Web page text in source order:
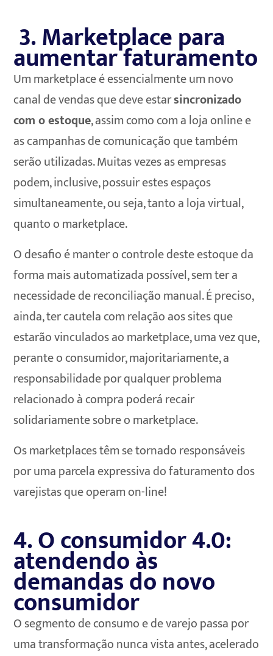
3. Marketplace para
aumentar faturamento
Um marketplace é essencialmente um novo
canal de vendas que deve estarsincronizado
com o estoque, assim como com a loja online e
as campanhas de comunicação que também
serão utilizadas. Muitas vezes as empresas
podem, inclusive, possuir estes espaços
simultaneamente, ou seja, tanto a loja virtual,
quanto o marketplace.
O desafio é manter o controle deste estoque da
forma mais automatizada possível, sem ter a
necessidade de reconciliação manual. É preciso,
ainda, ter cautela com relação aos sites que
estarão vinculados ao marketplace, uma vez que,
perante o consumidor, majoritariamente, a
responsabilidade por qualquer problema
relacionado à compra poderá recair
solidariamente sobre o marketplace.
Os marketplaces têm se tornado responsáveis
por uma parcela expressiva do faturamento dos
varejistas que operam on-line!
4. O consumidor 4.0:
atendendo às
demandas do novo
consumidor
O segmento de consumo e de varejo passa por
uma transformação nunca vista antes, acelerado